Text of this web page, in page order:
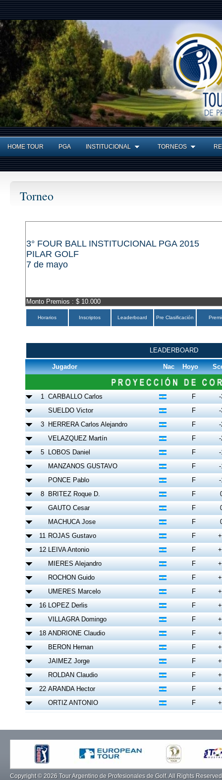
HOME TOUR PGA INSTITUCIONAL TORNEOS
Torneo
Copyright © 2026 Tour Argentino de Profesionales de Golf. All Rights